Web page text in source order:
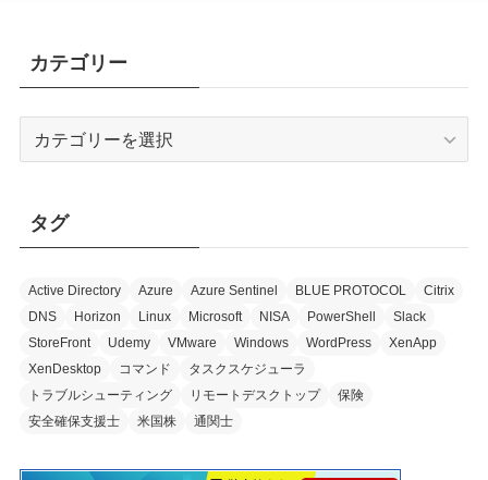
カテゴリー
ー
タグ
Active Directory Azure Azure Sentinel BLUE PROTOCOL
Citrix
DNS
Horizon Linux Microsoft NISA PowerShell
Slack
StoreFront
Udemy VMware Windows WordPress
XenApp
XenDesktop
コマンド
タスクスケジューラ
トラブルシューティング
リモートデスクトップ
保険
安全確保支援士
米国株 通関士